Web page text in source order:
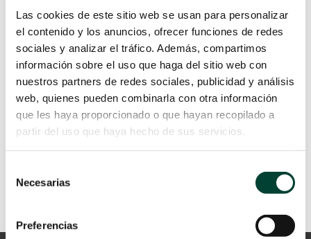
Las cookies de este sitio web se usan para personalizar
el contenido y los anuncios, ofrecer funciones de redes
sociales y analizar el tráfico. Además, compartimos
información sobre el uso que haga del sitio web con
nuestros partners de redes sociales, publicidad y análisis
web, quienes pueden combinarla con otra información
que les haya proporcionado o que hayan recopilado a
partir del uso que haya hecho de sus servicios.
Necesarias
Preferencias
nos sumamos a la iniciativa, que
cumple 25 años, de la Semana
Mundial de la Lactancia materna.
Una acción social preocupada por la
protección, promoción y defensa de
la lactancia materna cuyo...
LEER MÁS